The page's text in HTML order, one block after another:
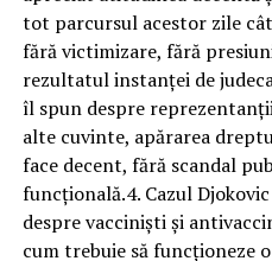
tot parcursul acestor zile
fără victimizare, fără
rezultatul instanței de
îl spun despre
alte cuvinte, apărarea
face decent, fără scandal
funcțională.4. Cazul
despre vacciniști și
cum trebuie să funcționeze